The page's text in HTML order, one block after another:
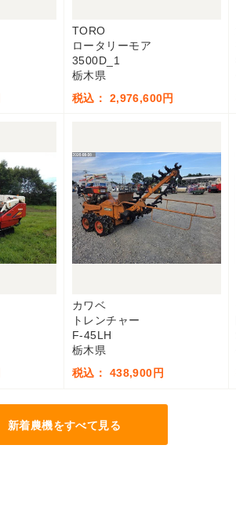
TORO
ロータリーモア
3500D_1
栃木県
税込： 2,976,600円
カワベ
トレンチャー
F-45LH
栃木県
税込： 438,900円
新着農機をすべて見る